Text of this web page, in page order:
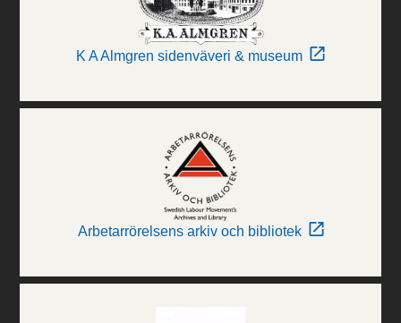
K A Almgren sidenväveri & museum
Arbetarrörelsens arkiv och bibliotek